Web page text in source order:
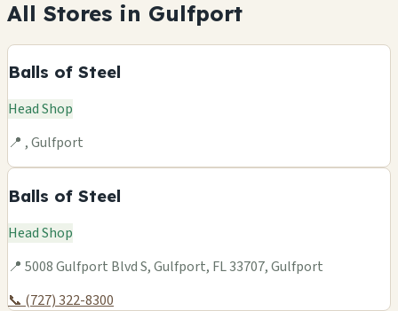
All Stores in Gulfport
Balls of Steel
Head Shop
📍 , Gulfport
Balls of Steel
Head Shop
📍 5008 Gulfport Blvd S, Gulfport, FL 33707, Gulfport
📞 (727) 322-8300